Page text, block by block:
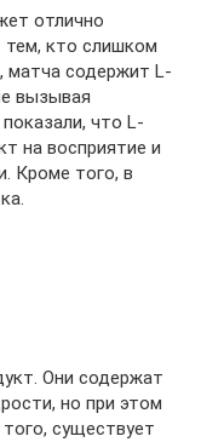
отлично
тем, кто слишком
матча содержит L-
вызывая
что L-
на восприятие и
Кроме того, в
Они содержат
но при этом
существует